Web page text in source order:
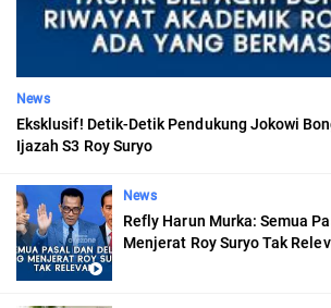
News
Eksklusif! Detik-Detik Pendukung Jokowi
Ijazah S3 Roy Suryo
News
Refly Harun Murka: Semua
Menjerat Roy Suryo Tak